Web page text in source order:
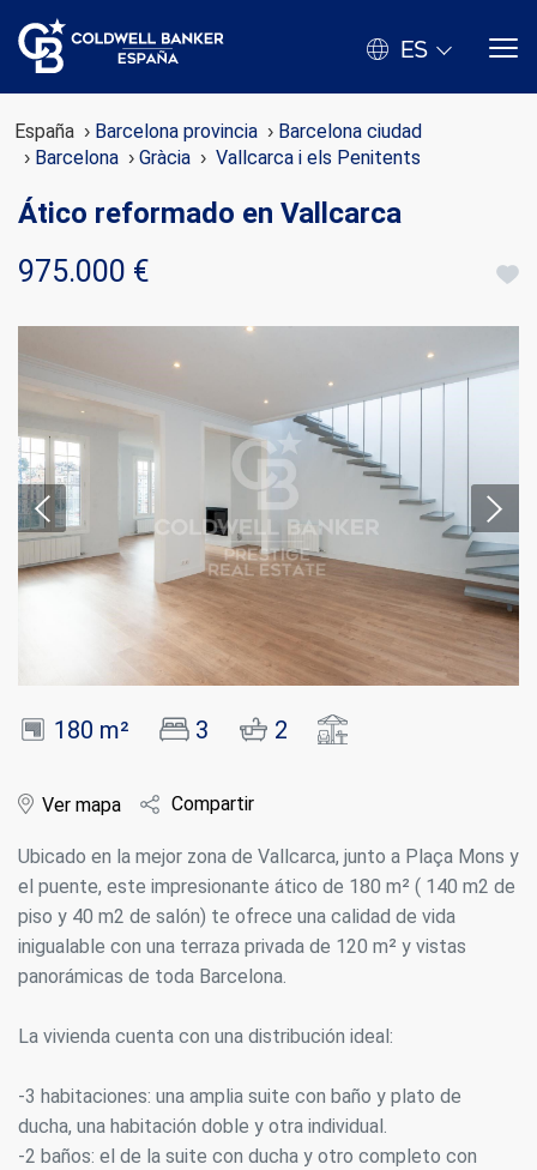
ES
España Barcelona provincia
Barcelona ciudad
Barcelona
Gràcia Vallcarca i els Penitents
Ático reformado en Vallcarca
975.000 €
180 m² 3 2
Ver mapa Compartir
Ubicado en la mejor zona de Vallcarca, junto a Plaça Mons y
el puente, este impresionante ático de 180 m² ( 140 m2 de
piso y 40 m2 de salón) te ofrece una calidad de vida
inigualable con una terraza privada de 120 m² y vistas
panorámicas de toda Barcelona.
La vivienda cuenta con una distribución ideal:
-3 habitaciones: una amplia suite con baño y plato de
ducha, una habitación doble y otra individual.
-2 baños: el de la suite con ducha y otro completo con